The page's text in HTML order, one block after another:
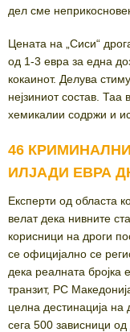
дел сме
Цената на „Сиси“
од 1-3 евра за една
кокаинот. Делува
нејзиниот состав.
хемикалии содржи и
46
ИЛЈАДИ ЕВРА
Експерти од областа
велат дека нивните
корисници на дроги
се официјално се
дека реалната бројка
транзит, РС
целна дестинација
сега 500 зависници